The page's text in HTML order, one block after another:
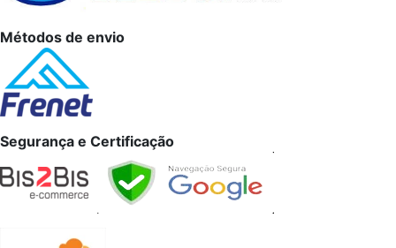
Métodos de envio
Segurança e Certificação